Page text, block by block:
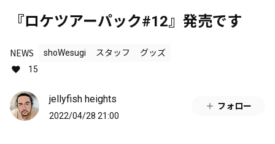
『ロケツアーパック#12』発売です
NEWS shoWesugi スタッフ
グッズ
15
jellyfish heights
2022/04/28 21:00
フォロー